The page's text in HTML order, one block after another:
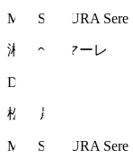
MATSUMURA Sere
湘南ベルマーレ
DF 2
松村 晟怜
MATSUMURA Sere